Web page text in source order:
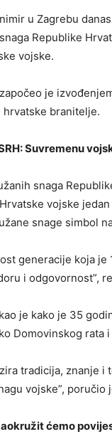
u Zagrebu
Republike
vojske.
je
branitelje.
Suvremenu
snaga
vojske
snage simbol
generacije koja
i odgovornost”,
je kako je 35
Domovinskog rata
tradicija, znanje
vojske”, poručio
ćemo